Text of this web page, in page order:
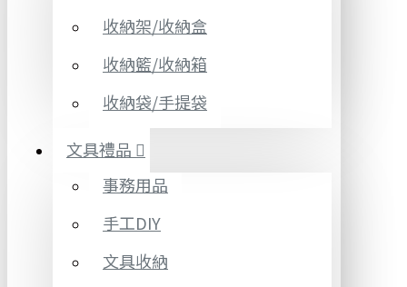
收納架/收納盒
收納籃/收納箱
收納袋/手提袋
文具禮品
事務用品
手工DIY
文具收納